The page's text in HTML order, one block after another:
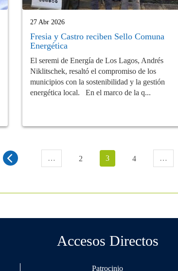
27 Abr 2026
Fresia y Castro reciben Sello Comuna
Energética
El seremi de Energía de Los Lagos, Andrés
Niklitschek, resaltó el compromiso de los
municipios con la sostenibilidad y la gestión
energética local. En el marco de la q...
… 2 3 4 …
Accesos Directos
Patrocinio